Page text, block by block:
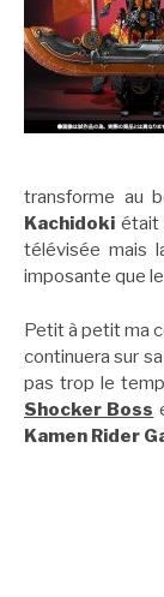
transforme au
Kachidoki était
télévisée mais
imposante que
Petit à petit ma
continuera sur
pas trop le
Shocker Boss
Kamen Rider